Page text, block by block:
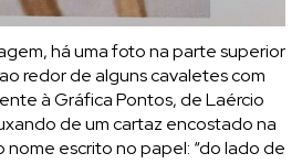
há uma foto na parte superior
redor de alguns cavaletes com
à Gráfica Pontos, de Laércio
de um cartaz encostado na
nome escrito no papel: “do lado de